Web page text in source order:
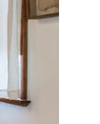
o desliza el dedo.